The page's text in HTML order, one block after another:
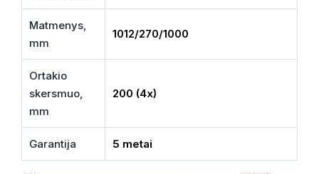
Matmenys,
mm
1012/270/1000
Ortakio
skersmuo,
mm
200 (4x)
Garantija 5 metai